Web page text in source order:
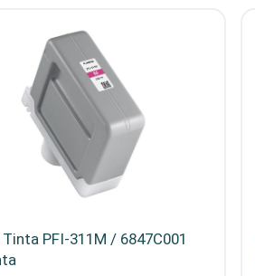
PFI-311M / 6847C001